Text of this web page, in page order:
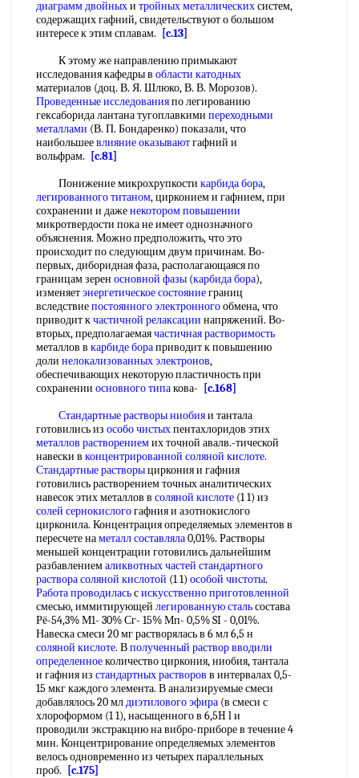
диаграмм двойныхи тройных металлическихсистем,
содержащих гафний, свидетельствуют о большом
интересе к этим сплавам.
[c.13]
К этому же направлению примыкают
исследования кафедры в области катодных
материалов (доц. В. Я. Шлюко, В. В. Морозов).
Проведенные исследованияпо легированию
гексаборида лантана тугоплавкими переходными
металлами (В. П. Бондаренко) показали, что
наибольшеевлияние оказываютгафний и
вольфрам.
[c.81]
Понижение микрохрупкости карбида бора,
легированного титаном, цирконием и гафнием, при
сохранении и даженекотором повышении
микротвердости пока не имеет однозначного
объяснения. Можно предположить, что это
происходит по следующим двум причинам. Во-
первых, диборидная фаза, располагающаяся по
границам зерен основной фазы (карбида бора),
изменяетэнергетическое состояниеграниц
вследствиепостоянного электронногообмена, что
приводит кчастичной релаксации напряжений. Во-
вторых, предполагаемаячастичная растворимость
металлов в карбиде бораприводит к повышению
доли нелокализованных электронов,
обеспечивающих некоторую пластичность при
сохранении основного типакова-
[c.168]
Стандартные растворы ниобияи тантала
готовились из особо чистыхпентахлоридов этих
металлов растворениемих точной авалв.-тической
навески в концентрированной соляной кислоте.
Стандартные растворыциркония и гафния
готовились растворением точных аналитических
навесок этих металлов в соляной кислоте (1 1) из
солей сернокислогогафния и азотнокислого
цирконила. Концентрация определяемых элементов в
пересчете наметалл составляла0,01%. Растворы
меньшей концентрации готовились дальнейшим
разбавлениемаликвотных частей стандартного
раствора соляной кислотой (1 1) особой чистоты.
Работа проводиласьсискусственно приготовленной
смесью, иммитирующей легированную стальсостава
Рё-54,3% М1- 30% Сг- 15% Мп- 0,5% SI - 0,01%.
Навеска смеси 20 мг растворялась в 6 мл 6,5 н
соляной кислоте. Вполученный растворвводили
определенноеколичество циркония, ниобия, тантала
и гафния из стандартных растворов в интервалах 0,5-
15 мкг каждого элемента. В анализируемые смеси
добавлялось 20 млдиэтилового эфира (в смеси с
хлороформом (1 1), насыщенного в 6,5H l и
проводили экстракцию на вибро-приборе в течение 4
мин. Концентрирование определяемых элементов
велось одновременно из четырех параллельных
проб.
[c.175]